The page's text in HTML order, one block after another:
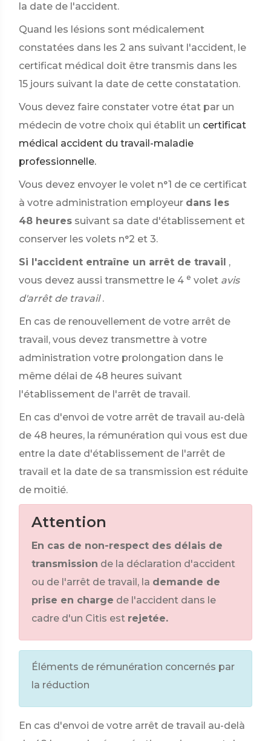
la date de l'accident.
Quand les lésions sont médicalement
constatées dans les 2 ans suivant l'accident, le
certificat médical doit être transmis dans les
15 jours suivant la date de cette constatation.
Vous devez faire constater votre état par un
médecin de votre choix qui établit un certificat
médical accident du travail-maladie
professionnelle.
Vous devez envoyer le volet n°1 de ce certificat
à votre administration employeur dans les
48 heures suivant sa date d'établissement et
conserver les volets n°2 et 3.
Si l'accident entraîne un arrêt de travail ,
vous devez aussi transmettre le 4 e volet avis
d'arrêt de travail .
En cas de renouvellement de votre arrêt de
travail, vous devez transmettre à votre
administration votre prolongation dans le
même délai de 48 heures suivant
l'établissement de l'arrêt de travail.
En cas d'envoi de votre arrêt de travail au-delà
de 48 heures, la rémunération qui vous est due
entre la date d'établissement de l'arrêt de
travail et la date de sa transmission est réduite
de moitié.
Attention
En cas de non-respect des délais de
transmission de la déclaration d'accident
ou de l'arrêt de travail, la demande de
prise en charge de l'accident dans le
cadre d'un Citis est rejetée.
Éléments de rémunération concernés par
la réduction
En cas d'envoi de votre arrêt de travail au-delà